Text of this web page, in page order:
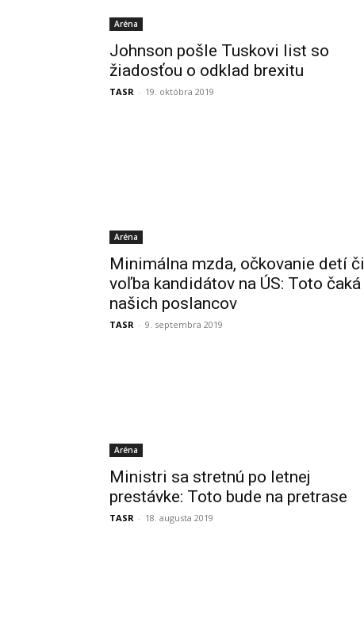
Aréna
Johnson pošle Tuskovi list so
žiadosťou o odklad brexitu
TASR - 19. októbra 2019
Aréna
Minimálna mzda, očkovanie detí či
voľba kandidátov na ÚS: Toto čaká
našich poslancov
TASR - 9. septembra 2019
Aréna
Ministri sa stretnú po letnej
prestávke: Toto bude na pretrase
TASR - 18. augusta 2019